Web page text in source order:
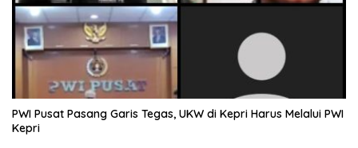
PWI Pusat Pasang Garis Tegas, UKW di Kepri Harus Melalui PWI
Kepri